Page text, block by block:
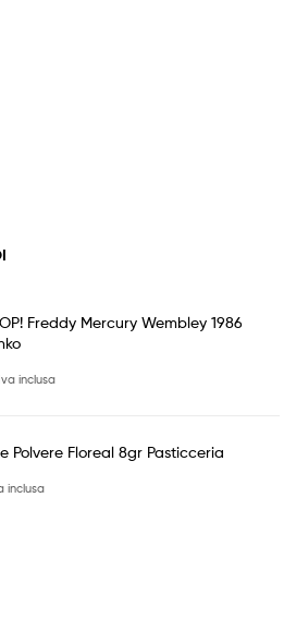
Freddy Mercury Wembley 1986
inclusa
Polvere Floreal 8gr Pasticceria
inclusa